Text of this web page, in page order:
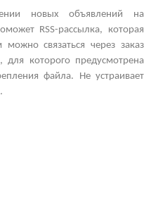
новых объявлений на
RSS-рассылка, которая
связаться через заказ
которого предусмотрена
файла. Не устраивает